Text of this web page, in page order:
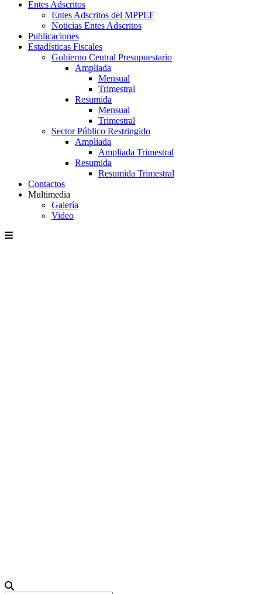
Entes Adscritos
Entes Adscritos del MPPEF
Noticias Entes Adscritos
Publicaciones
Estadísticas Fiscales
Gobierno Central Presupuestario
Ampliada
Mensual
Trimestral
Resumida
Mensual
Trimestral
Sector Público Restringido
Ampliada
Ampliada Trimestral
Resumida
Resumida Trimestral
Contactos
Multimedia
Galería
Video